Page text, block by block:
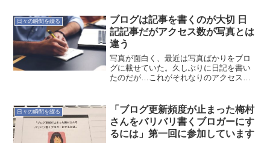
日々の瞬間を綴る
ブログは記事を書くのが大切 日
記記事だがアクセス数が写真とは
違う
写真が面白く、最近は写真ばかりをブロ
グに載せていた。久しぶりに日記を書い
たのだが…これがそれなりのアクセス。
んだなぁと思うと嬉しく思います。ふと
思う。写真を上げる時、...
日々の瞬間を綴る
「ブログ更新頻度が止まった梅村
さんをバリバリ書くブロガーにす
るには」第一回に参加しています